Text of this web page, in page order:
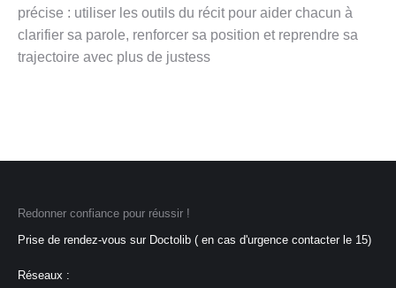
précise : utiliser les outils du récit pour aider chacun à
clarifier sa parole, renforcer sa position et reprendre sa
trajectoire avec plus de justess
Redonner confiance pour réussir !
Prise de rendez-vous sur Doctolib ( en cas d'urgence contacter le 15)
Réseaux :